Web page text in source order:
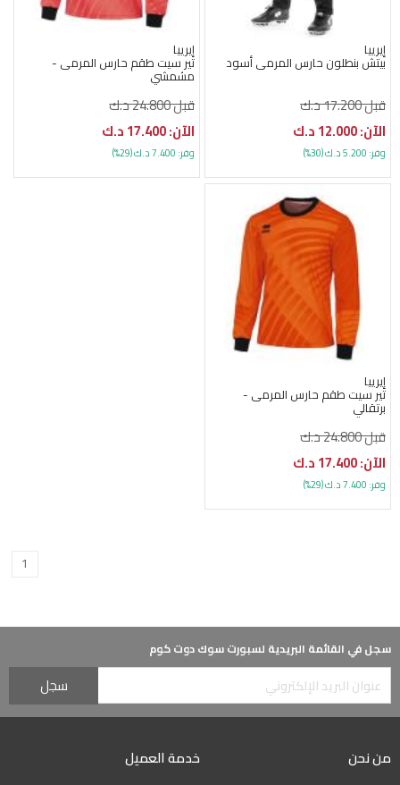
إيرييا
بيتش بنطلون حارس المرمى أسود
قبل 17.200 د.ك
الآن: 12.000 د.ك
وفر: 5.200 د.ك (30%)
إيرييا
تير سيت طقم حارس المرمى -
مشمشي
قبل 24.800 د.ك
الآن: 17.400 د.ك
وفر: 7.400 د.ك (29%)
إيرييا
تير سيت طقم حارس المرمى -
برتقالي
قبل 24.800 د.ك
الآن: 17.400 د.ك
وفر: 7.400 د.ك (29%)
1
سجل في القائمة البريدية لسبورت سوك دوت كوم
من نحن خدمة العميل